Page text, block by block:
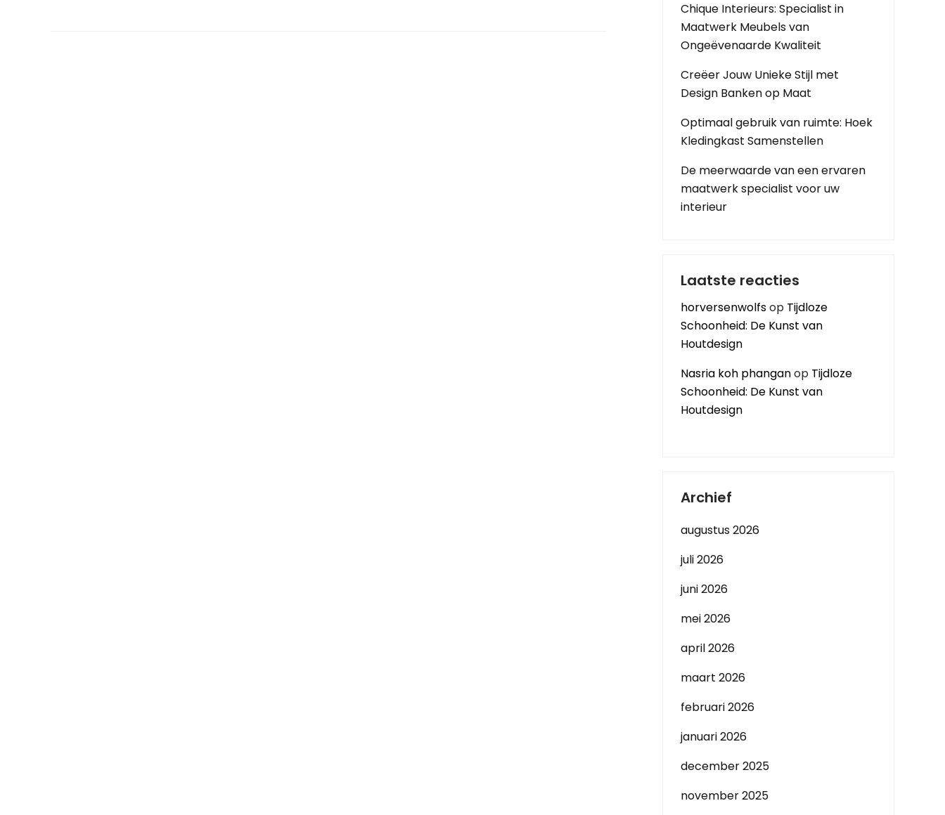
Chique Interieurs: Specialist in
Maatwerk Meubels van
Ongeëvenaarde Kwaliteit
Creëer Jouw Unieke Stijl met
Design Banken op Maat
Optimaal gebruik van ruimte: Hoek
Kledingkast Samenstellen
De meerwaarde van een ervaren
maatwerk specialist voor uw
interieur
Laatste reacties
horversenwolfsop Tijdloze
Schoonheid: De Kunst van
Houtdesign
Nasria koh phanganop Tijdloze
Schoonheid: De Kunst van
Houtdesign
Archief
augustus 2026
juli 2026
juni 2026
mei 2026
april 2026
maart 2026
februari 2026
januari 2026
december 2025
november 2025